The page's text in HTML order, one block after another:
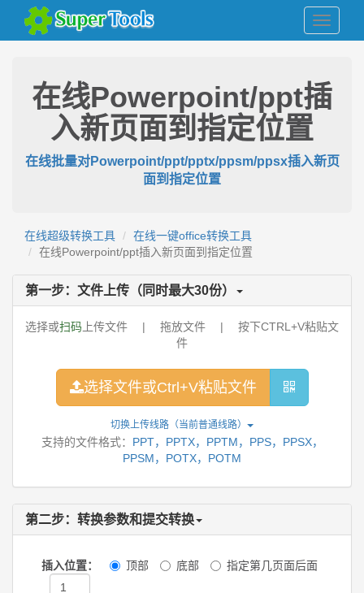
在线Powerpoint/ppt插
入新页面到指定位置
在线批量对Powerpoint/ppt/pptx/ppsm/ppsx插入新页
面到指定位置
在线超级转换工具
在线一键office转换工具
在线Powerpoint/ppt插入新页面到指定位置
第一步：文件上传（同时最大30份）
选择或扫码 上传文件 | 拖放文件 | 按下CTRL+V粘贴文
件
选择文件或Ctrl+V粘贴文件
切换上传线路（当前普通线路）
支持的文件格式： PPT，PPTX，PPTM，PPS，PPSX，
PPSM，POTX，POTM
第二步：转换参数和提交转换
插入位置： 顶部 底部 指定第几页面后面